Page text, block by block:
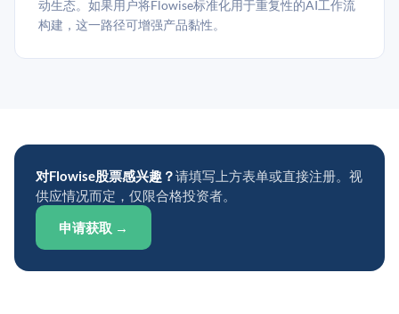
动生态。如果用户将Flowise标准化用于重复性的AI工作流
构建，这一路径可增强产品黏性。
对Flowise股票感兴趣？请填写上方表单或直接注册。视
供应情况而定，仅限合格投资者。
申请获取 →